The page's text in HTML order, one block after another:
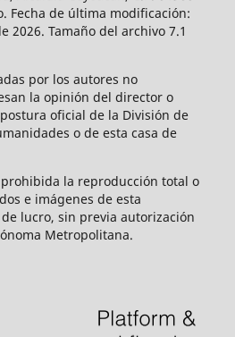
Fecha de última modificación:
2026. Tamaño del archivo 7.1
por los autores no
la opinión del director o
oficial de la División de
o de esta casa de
la reproducción total o
e imágenes de esta
lucro, sin previa autorización
Metropolitana.